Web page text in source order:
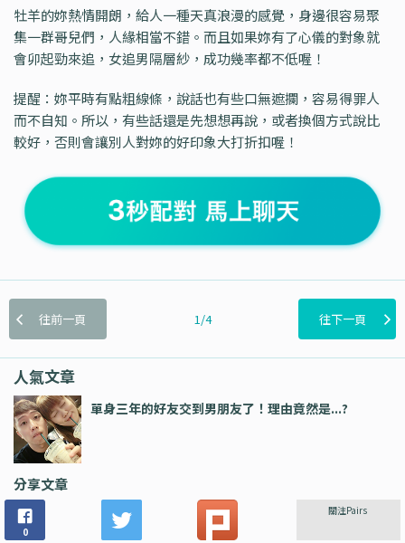
牡羊的妳熱情開朗，給人一種天真浪漫的感覺，身邊很容易聚
集一群哥兒們，人緣相當不錯。而且如果妳有了心儀的對象就
會卯起勁來追，女追男隔層紗，成功幾率都不低喔！
提醒：妳平時有點粗線條，說話也有些口無遮攔，容易得罪人
而不自知。所以，有些話還是先想想再說，或者換個方式說比
較好，否則會讓別人對妳的好印象大打折扣喔！
往前一頁 1/4 往下一頁
人氣文章
單身三年的好友交到男朋友了！理由竟然是...?
分享文章
0
關注Pairs